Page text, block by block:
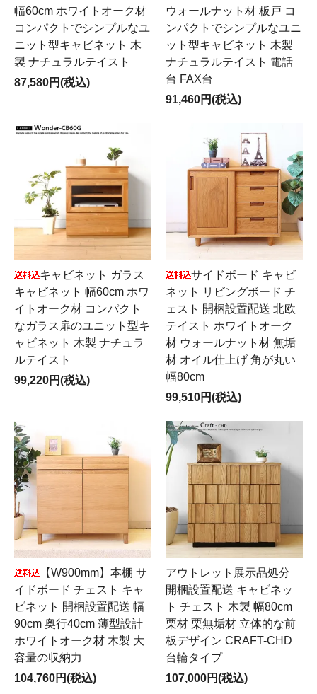
幅60cm ホワイトオーク材
コンパクトでシンプルなユ
ニット型キャビネット 木
製 ナチュラルテイスト
87,580円(税込)
ウォールナット材 板戸 コ
ンパクトでシンプルなユニ
ット型キャビネット 木製
ナチュラルテイスト 電話
台 FAX台
91,460円(税込)
キャビネット ガラス
キャビネット 幅60cm ホワ
イトオーク材 コンパクト
なガラス扉のユニット型キ
ャビネット 木製 ナチュラ
ルテイスト
99,220円(税込)
サイドボード キャビ
ネット リビングボード チ
ェスト 開梱設置配送 北欧
テイスト ホワイトオーク
材 ウォールナット材 無垢
材 オイル仕上げ 角が丸い
幅80cm
99,510円(税込)
【W900mm】本棚 サ
イドボード チェスト キャ
ビネット 開梱設置配送 幅
90cm 奥行40cm 薄型設計
ホワイトオーク材 木製 大
容量の収納力
104,760円(税込)
アウトレット展示品処分
開梱設置配送 キャビネッ
ト チェスト 木製 幅80cm
栗材 栗無垢材 立体的な前
板デザイン CRAFT-CHD
台輪タイプ
107,000円(税込)